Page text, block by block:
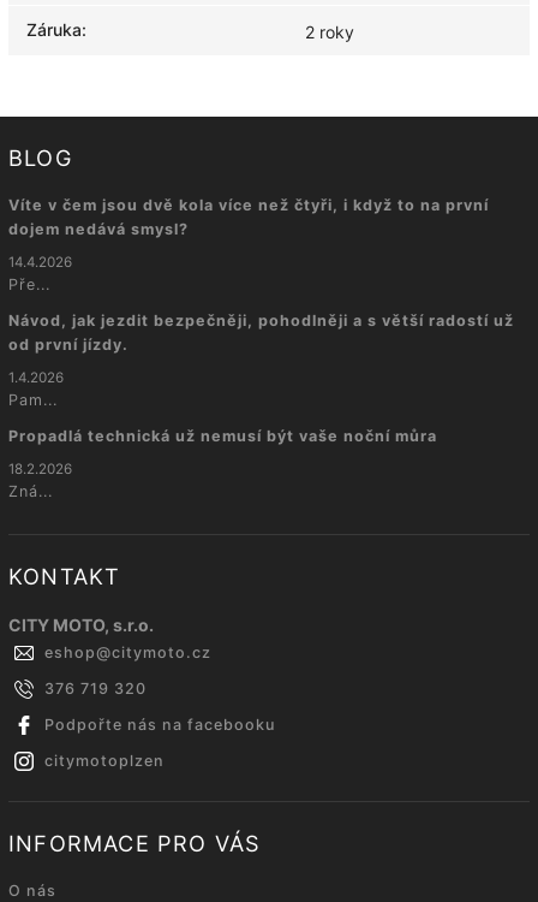
Záruka: 2 roky
BLOG
Víte v čem jsou dvě kola více než čtyři, i když to na první
dojem nedává smysl?
14.4.2026
Pře...
Návod, jak jezdit bezpečněji, pohodlněji a s větší radostí už
od první jízdy.
1.4.2026
Pam...
Propadlá technická už nemusí být vaše noční můra
18.2.2026
Zná...
KONTAKT
CITY MOTO, s.r.o.
eshop@citymoto.cz
376 719 320
Podpořte nás na facebooku
citymotoplzen
INFORMACE PRO VÁS
O nás